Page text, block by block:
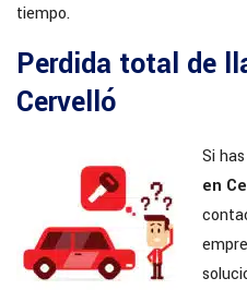
tiempo.
Perdida total de
Cervelló
Si
en